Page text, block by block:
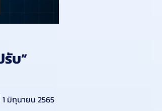
รับ”
มิถุนายน 2565